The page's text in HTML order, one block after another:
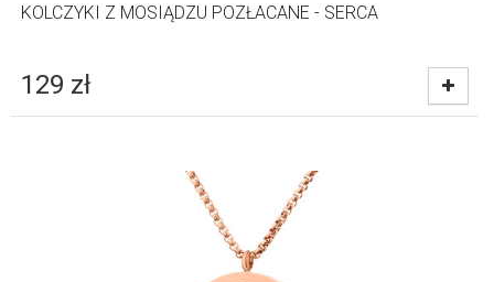
KOLCZYKI Z MOSIĄDZU POZŁACANE - SERCA
129 zł